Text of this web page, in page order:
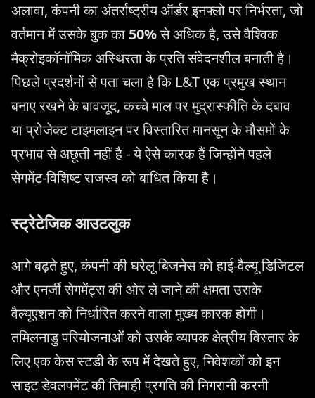
अलावा, कंपनी का अंतर्राष्ट्रीय ऑर्डर इनफ्लो पर निर्भरता, जो
वर्तमान में उसके बुक का 50%से अधिक है, उसे वैश्विक
मैक्रोइकॉनॉमिक अस्थिरता के प्रति संवेदनशील बनाती है।
पिछले प्रदर्शनों से पता चला है कि L&T एक प्रमुख स्थान
बनाए रखने के बावजूद, कच्चे माल पर मुद्रास्फीति के दबाव
या प्रोजेक्ट टाइमलाइन पर विस्तारित मानसून के मौसमों के
प्रभाव से अछूती नहीं है - ये ऐसे कारक हैं जिन्होंने पहले
सेगमेंट-विशिष्ट राजस्व को बाधित किया है।
स्ट्रेटेजिक आउटलुक
आगे बढ़ते हुए, कंपनी की घरेलू बिजनेस को हाई-वैल्यू डिजिटल
और एनर्जी सेगमेंट्स की ओर ले जाने की क्षमता उसके
वैल्यूएशन को निर्धारित करने वाला मुख्य कारक होगी।
तमिलनाडु परियोजनाओं को उसके व्यापक क्षेत्रीय विस्तार के
लिए एक केस स्टडी के रूप में देखते हुए, निवेशकों को इन
साइट डेवलपमेंट की तिमाही प्रगति की निगरानी करनी